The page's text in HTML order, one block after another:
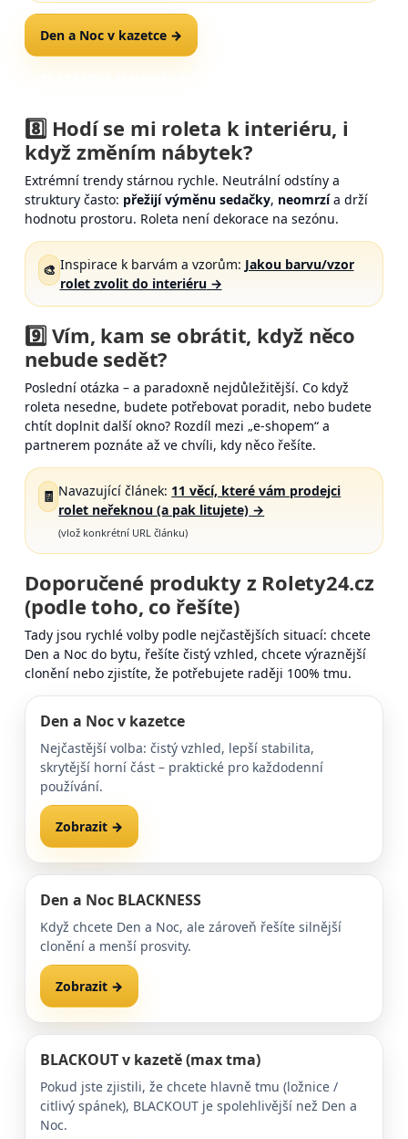
Den a Noc v kazetce →
8️⃣ Hodí se mi roleta k interiéru, i
když změním nábytek?
Extrémní trendy stárnou rychle. Neutrální odstíny a
struktury často: přežijí výměnu sedačky, neomrzía drží
hodnotu prostoru. Roleta není dekorace na sezónu.
🎨 Inspirace k barvám a vzorům: Jakou barvu/vzor
rolet zvolit do interiéru→
9️⃣ Vím, kam se obrátit, když něco
nebude sedět?
Poslední otázka – a paradoxně nejdůležitější. Co když
roleta nesedne, budete potřebovat poradit, nebo budete
chtít doplnit další okno? Rozdíl mezi „e-shopem“ a
partnerem poznáte až ve chvíli, kdy něco řešíte.
🧾 Navazující článek: 11 věcí, které vám prodejci
rolet neřeknou (a pak litujete) →
(vlož konkrétní URL článku)
Doporučené produkty z Rolety24.cz
(podle toho, co řešíte)
Tady jsou rychlé volby podle nejčastějších situací: chcete
Den a Noc do bytu, řešíte čistý vzhled, chcete výraznější
clonění nebo zjistíte, že potřebujete raději 100% tmu.
Den a Noc v kazetce
Nejčastější volba: čistý vzhled, lepší stabilita,
skrytější horní část – praktické pro každodenní
používání.
Zobrazit →
Den a Noc BLACKNESS
Když chcete Den a Noc, ale zároveň řešíte silnější
clonění a menší prosvity.
Zobrazit →
BLACKOUT v kazetě (max tma)
Pokud jste zjistili, že chcete hlavně tmu (ložnice /
citlivý spánek), BLACKOUT je spolehlivější než Den a
Noc.